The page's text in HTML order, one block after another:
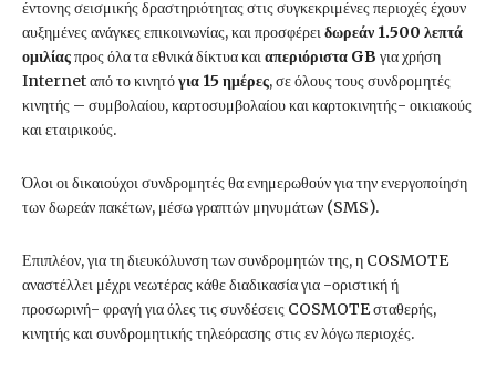
έντονης σεισμικής δραστηριότητας στις συγκεκριμένες περιοχές έχουν
αυξημένες ανάγκες επικοινωνίας, και προσφέρει δωρεάν 1.500 λεπτά
ομιλίαςπρος όλα τα εθνικά δίκτυα και απεριόριστα GB για χρήση
Internet από το κινητόγια 15 ημέρες, σε όλους τους συνδρομητές
κινητής – συμβολαίου, καρτοσυμβολαίου και καρτοκινητής- οικιακούς
και εταιρικούς.
Όλοι οι δικαιούχοι συνδρομητές θα ενημερωθούν για την ενεργοποίηση
των δωρεάν πακέτων, μέσω γραπτών μηνυμάτων (SMS).
Επιπλέον, για τη διευκόλυνση των συνδρομητών της, η COSMOTE
αναστέλλει μέχρι νεωτέρας κάθε διαδικασία για -οριστική ή
προσωρινή- φραγή για όλες τις συνδέσεις COSMOTE σταθερής,
κινητής και συνδρομητικής τηλεόρασης στις εν λόγω περιοχές.